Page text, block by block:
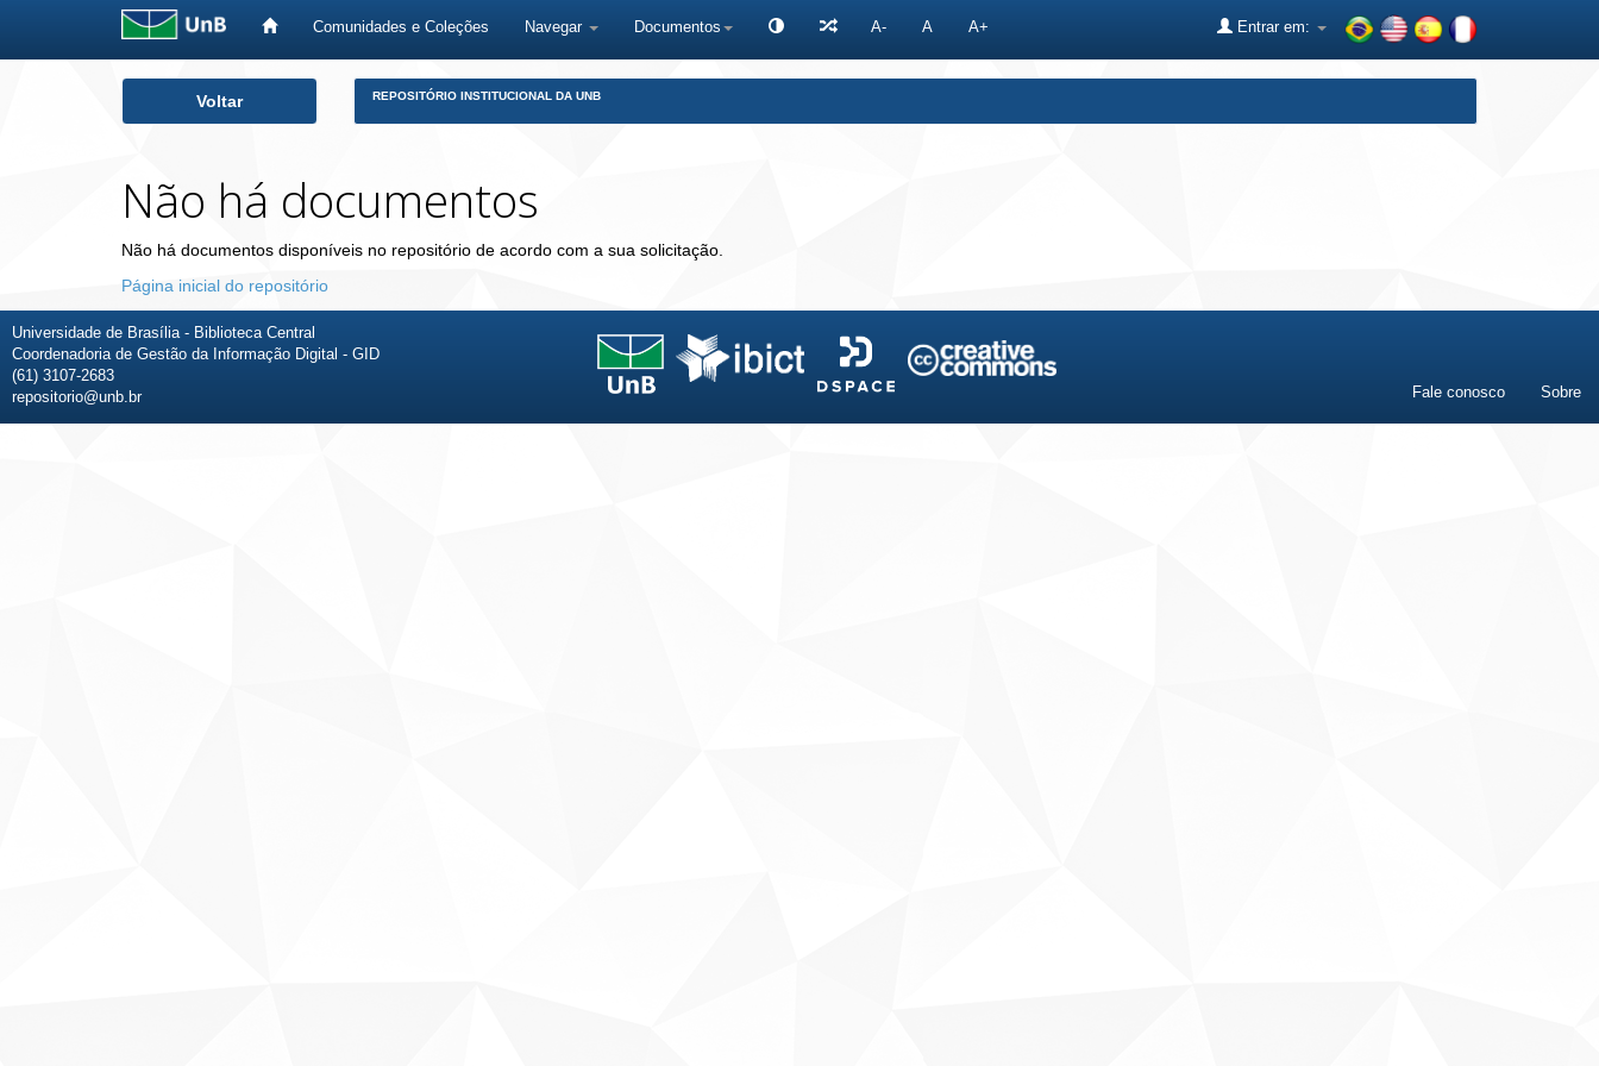
Comunidades e Coleções Navegar Documentos A- A A+ Entrar em:
Voltar REPOSITÓRIO INSTITUCIONAL DA UNB
Não há documentos
Não há documentos disponíveis no repositório de acordo com a sua solicitação.
Página inicial do repositório
Universidade de Brasília - Biblioteca Central
Coordenadoria de Gestão da Informação Digital - GID
(61) 3107-2683
repositorio@unb.br
Fale conosco Sobre